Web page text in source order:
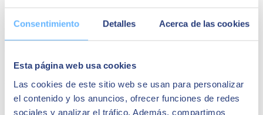
Consentimiento Detalles Acerca de las cookies
Esta página web usa cookies
Las cookies de este sitio web se usan para personalizar
el contenido y los anuncios, ofrecer funciones de redes
sociales y analizar el tráfico. Además, compartimos
Presales Manager en SEIDOR
Con más de 25 años en el sector de consultoria IT, ejerciendo
funciones de gestión, venta y preventa de soluciones integradas,
Desde hace mas de 4 años es el Responsable de Preventa para
soluciones ERP S/4HANA y ByDesign en Seidor.
Quizá te puede interesar